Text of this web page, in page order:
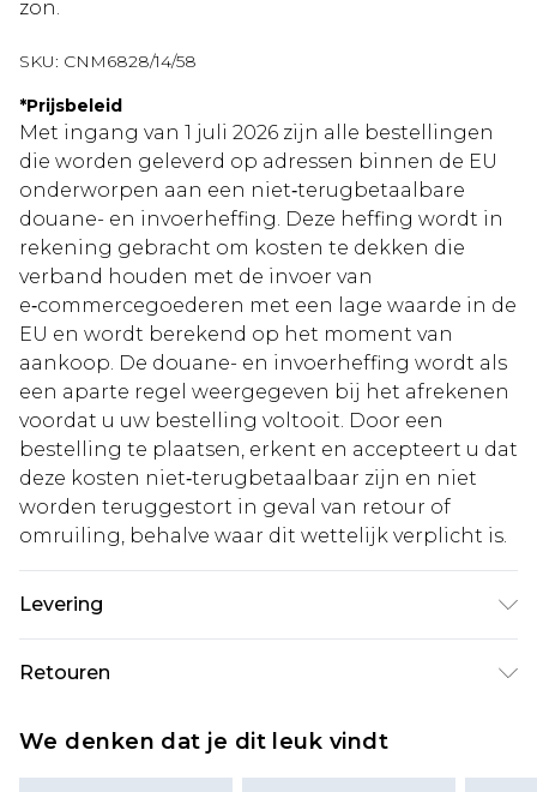
zon.
SKU: CNM6828/14/58
*Prijsbeleid
Met ingang van 1 juli 2026 zijn alle bestellingen
die worden geleverd op adressen binnen de EU
onderworpen aan een niet‑terugbetaalbare
douane- en invoerheffing. Deze heffing wordt in
rekening gebracht om kosten te dekken die
verband houden met de invoer van
e‑commercegoederen met een lage waarde in de
EU en wordt berekend op het moment van
aankoop. De douane- en invoerheffing wordt als
een aparte regel weergegeven bij het afrekenen
voordat u uw bestelling voltooit. Door een
bestelling te plaatsen, erkent en accepteert u dat
deze kosten niet‑terugbetaalbaar zijn en niet
worden teruggestort in geval van retour of
omruiling, behalve waar dit wettelijk verplicht is.
Levering
Standaardlevering Nederland
€5.99
Expressdienst Nederland
Retouren
vanaf de dag dat u het ontvangt om iets terug te
We denken dat je dit leuk vindt